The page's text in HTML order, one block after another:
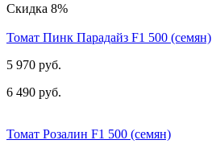
Скидка 8%
Томат Пинк Парадайз F1 500 (семян)
5 970 руб.
6 490 руб.
Томат Розалин F1 500 (семян)